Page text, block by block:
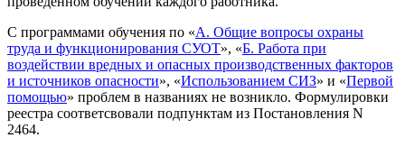
С программами обучения по «А. Общие вопросы охраны
труда и функционирования СУОТ», «Б. Работа при
воздействии вредных и опасных производственных факторов
и источников опасности», «Использованием СИЗ» и «Первой
помощью» проблем в названиях не возникло. Формулировки
реестра соответсвовали подпунктам из Постановления N
2464.